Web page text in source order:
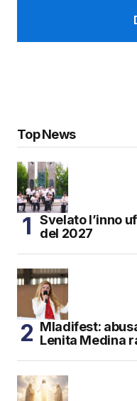
Top News
Svelato l’inno
del 2027
Mladifest:
Lenita Medina